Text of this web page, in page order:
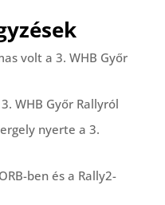
volt a 3. WHB Győr
WHB Győr Rallyról
nyerte a 3.
ben és a Rally2-